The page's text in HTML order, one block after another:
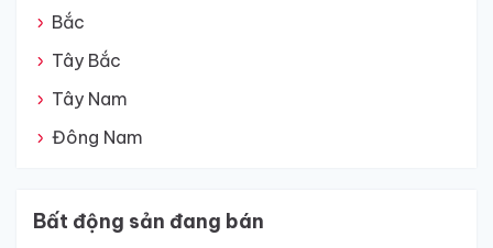
Bắc
Tây Bắc
Tây Nam
Đông Nam
Bất động sản đang bán